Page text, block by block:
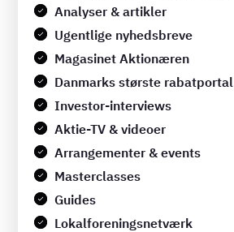
Analyser & artikler
Ugentlige nyhedsbreve
Magasinet Aktionæren
Danmarks største rabatportal
Investor-interviews
Aktie-TV & videoer
Arrangementer & events
Masterclasses
Guides
Lokalforeningsnetværk